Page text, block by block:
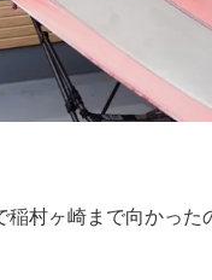
村ヶ崎まで向かった